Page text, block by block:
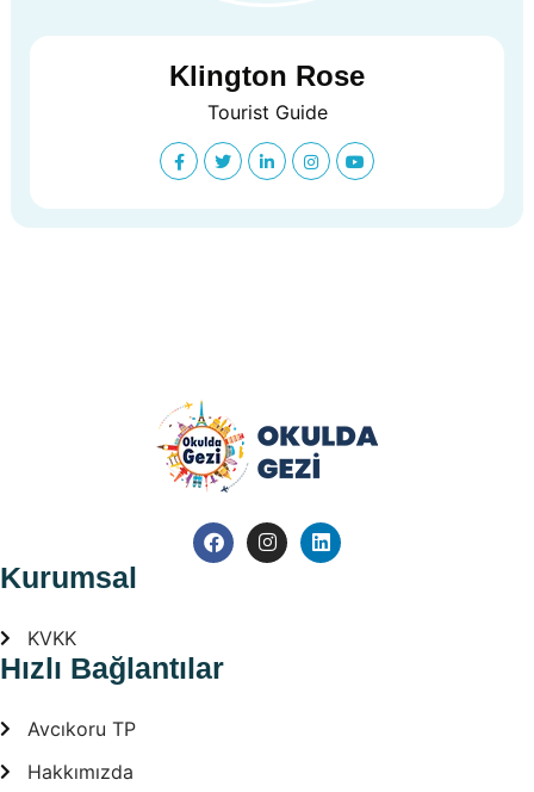
Klington Rose
Tourist Guide
Kurumsal
KVKK
Hızlı Bağlantılar
Avcıkoru TP
Hakkımızda